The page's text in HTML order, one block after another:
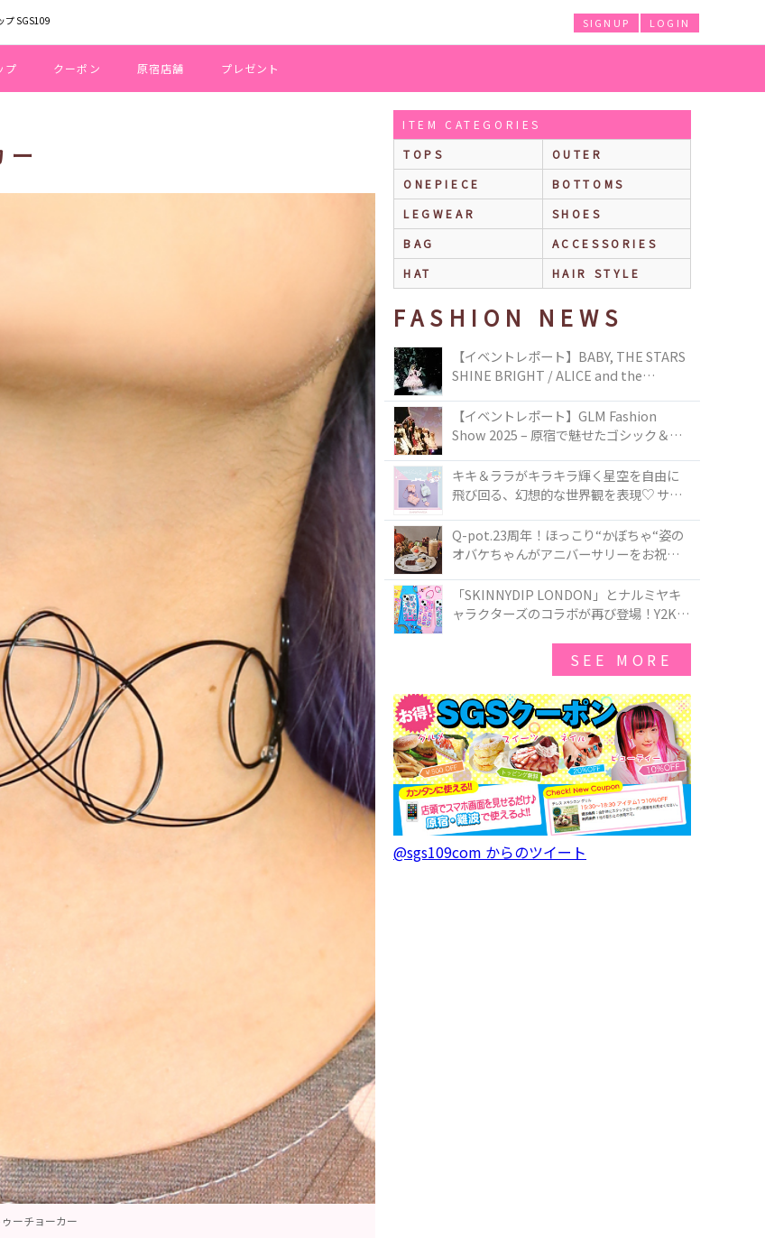
プ SGS109 LOGIN
SIGNUP
プ クーポン 原宿店舗 プレゼント
ーチョーカー
ITEM CATEGORIES
TOPS
OUTER
ONEPIECE
BOTTOMS
LEGWEAR
SHOES
BAG
ACCESSORIES
HAT
HAIR STYLE
FASHION NEWS
【イベントレポート】BABY, THE STARS
SHINE BRIGHT / ALICE and the
TOKYO
【イベントレポート】GLM Fashion
Show 2025 – 原宿で魅せたゴシック＆ロ
キキ＆ララがキラキラ輝く星空を自由に
飛び回る、幻想的な世界観を表現♡ サマ
50周年アニバーサリーイヤー』を記念し
たコレクションが登場
Q-pot.23周年！ほっこり“かぼちゃ“姿の
オバケちゃんがアニバーサリーをお祝い
ー」が新発売！Q-pot CAFE.では「かぼち
ゃのオバケーキプレート」も登場
「SKINNYDIP LONDON」とナルミヤキ
ャラクターズのコラボが再び登場！Y2Kム
SEE MORE
@sgs109com からのツイート